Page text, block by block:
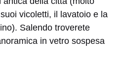
vicoletti, il lavatoio e la
Salendo troverete
in vetro sospesa